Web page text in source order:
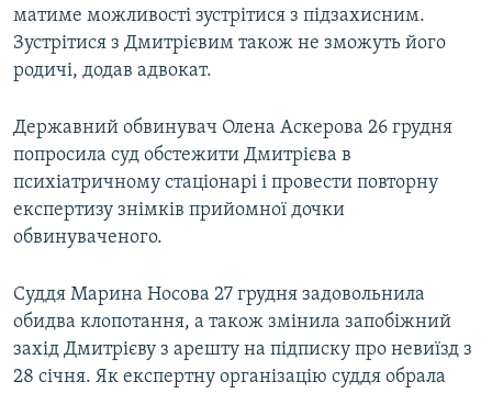
матиме можливості зустрітися з підзахисним.
Зустрітися з Дмитрієвим також не зможуть його
родичі, додав адвокат.
Державний обвинувач Олена Аскерова 26 грудня
попросила суд обстежити Дмитрієва в
психіатричному стаціонарі і провести повторну
експертизу знімків прийомної дочки
обвинуваченого.
Суддя Марина Носова 27 грудня задовольнила
обидва клопотання, а також змінила запобіжний
захід Дмитрієву з арешту на підписку про невиїзд з
28 січня. Як експертну організацію суддя обрала